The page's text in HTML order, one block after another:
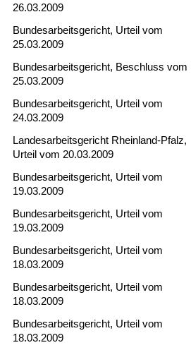
26.03.2009
Bundesarbeitsgericht, Urteil vom
25.03.2009
Bundesarbeitsgericht, Beschluss vom
25.03.2009
Bundesarbeitsgericht, Urteil vom
24.03.2009
Landesarbeitsgericht Rheinland-Pfalz,
Urteil vom 20.03.2009
Bundesarbeitsgericht, Urteil vom
19.03.2009
Bundesarbeitsgericht, Urteil vom
19.03.2009
Bundesarbeitsgericht, Urteil vom
18.03.2009
Bundesarbeitsgericht, Urteil vom
18.03.2009
Bundesarbeitsgericht, Urteil vom
18.03.2009